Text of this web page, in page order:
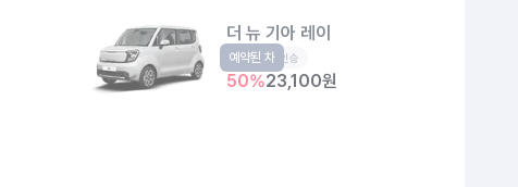
더 뉴 기아 레이
경형 5인승
50%23,100원
예약된 차